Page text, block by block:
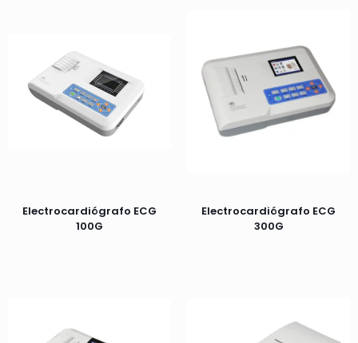
Electrocardiógrafo ECG
100G
Electrocardiógrafo ECG
300G